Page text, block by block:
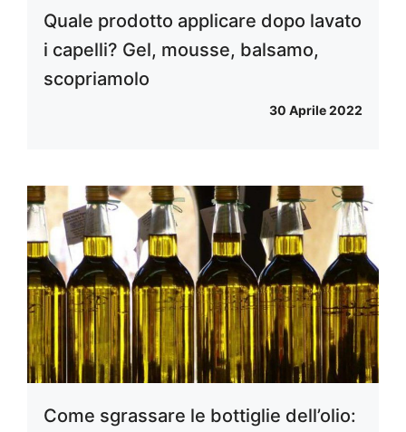
Quale prodotto applicare dopo lavato
i capelli? Gel, mousse, balsamo,
scopriamolo
30 Aprile 2022
Come sgrassare le bottiglie dell’olio: